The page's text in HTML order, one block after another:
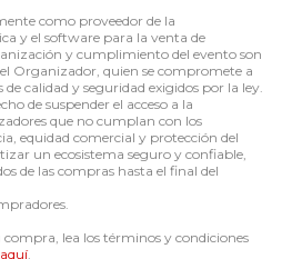
como proveedor de la
y el software para la venta de
y cumplimiento del evento son
Organizador, quien se compromete a
calidad y seguridad exigidos por la ley.
de suspender el acceso a la
que no cumplan con los
equidad comercial y protección del
un ecosistema seguro y confiable,
de las compras hasta el final del
compra, lea los términos y condiciones
aquí